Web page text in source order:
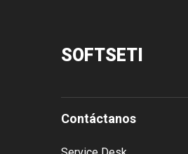
SOFTSETI
Contáctanos